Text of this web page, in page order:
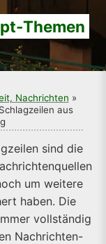
Themen
Nachrichten »
aus
sind die
um weitere
haben. Die
vollständig
Nachrichten-